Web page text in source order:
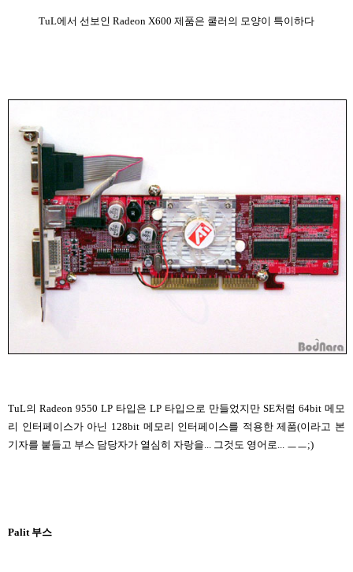
TuL에서 선보인 Radeon X600 제품은 쿨러의 모양이 특이하다
TuL의 Radeon 9550 LP 타입은 LP 타입으로 만들었지만 SE처럼 64bit 메모
리 인터페이스가 아닌 128bit 메모리 인터페이스를 적용한 제품(이라고 본
기자를 붙들고 부스 담당자가 열심히 자랑을... 그것도 영어로... ㅡㅡ;)
Palit 부스